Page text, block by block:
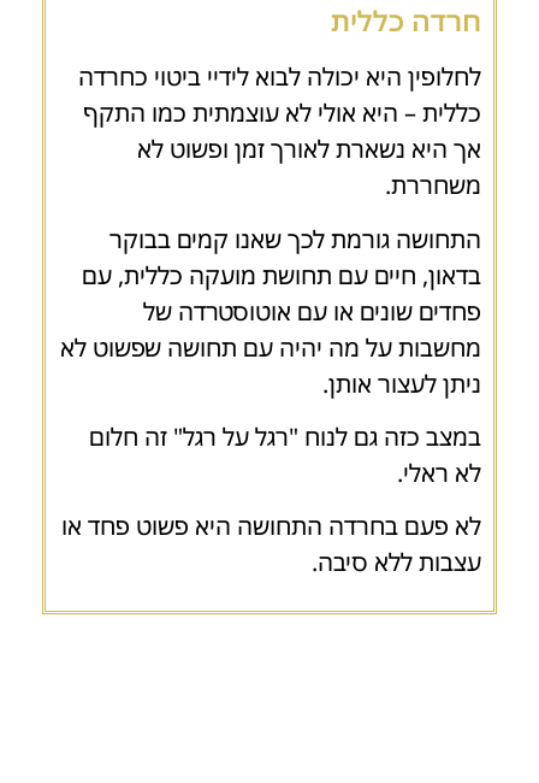
חרדה כללית
לחלופין היא יכולה לבוא לידיי ביטוי כחרדה
כללית – היא אולי לא עוצמתית כמו התקף
אך היא נשארת לאורך זמן ופשוט לא
משחררת.
התחושה גורמת לכך שאנו קמים בבוקר
בדאון, חיים עם תחושת מועקה כללית, עם
פחדים שונים או עם אוטוסטרדה של
מחשבות על מה יהיה עם תחושה שפשוט לא
ניתן לעצור אותן.
במצב כזה גם לנוח "רגל על רגל" זה חלום
לא ראלי.
לא פעם בחרדה התחושה היא פשוט פחד או
עצבות ללא סיבה.